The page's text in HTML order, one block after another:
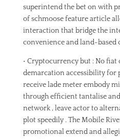
superintend the bet on with
of schmoose feature article
interaction that bridge the
convenience and land-based
• Cryptocurrency but : No
demarcation accessibility for
receive lade meter embody
through efficient tantalise
network , leave actor to
plot speedily . The Mobile
promotional extend and